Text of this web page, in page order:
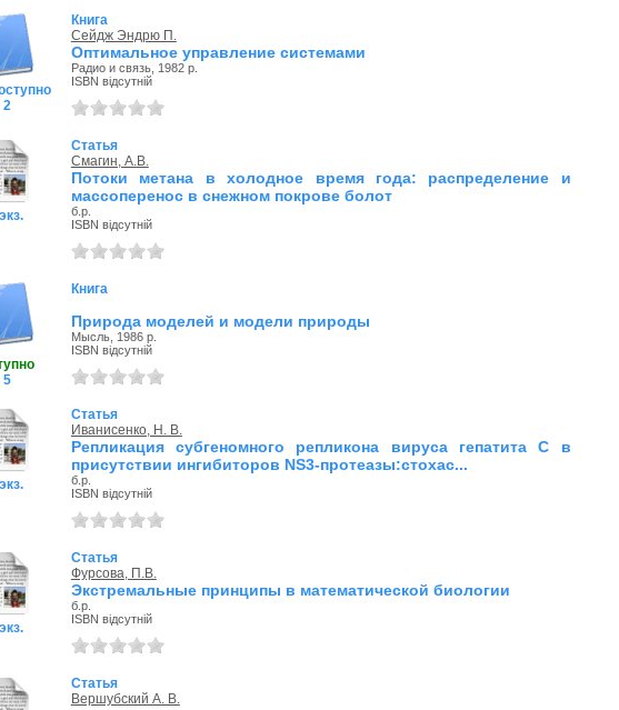
2
Книга
Сейдж Эндрю П.
Оптимальное управление системами
Радио и связь, 1982 р.
ISBN відсутній
Статья
Смагин, А.В.
Потоки метана в холодное время года: распределение и
массоперенос в снежном покрове болот
б.р.
ISBN відсутній
5
Книга
Природа моделей и модели природы
Мысль, 1986 р.
ISBN відсутній
Статья
Иванисенко, Н. В.
Репликация субгеномного репликона вируса гепатита С в
присутствии ингибиторов NS3-протеазы:стохас...
б.р.
ISBN відсутній
Статья
Фурсова, П.В.
Экстремальные принципы в математической биологии
б.р.
ISBN відсутній
Статья
Вершубский А. В.